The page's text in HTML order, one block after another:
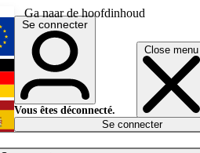
Ga naar de hoofdinhoud
Close menu
English
Deutsch
Español
Se connecter
Vous êtes déconnecté.
Se connecter